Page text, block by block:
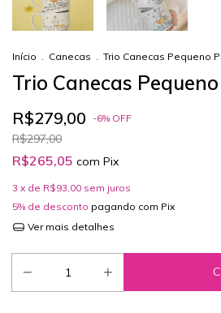
Início . Canecas . Trio Canecas Pequeno
Trio Canecas
R$279,00 -6% OFF
R$297,00
R$265,05 com Pix
3 x de R$93,00 sem juros
5% de desconto pagando com Pix
Ver mais detalhes